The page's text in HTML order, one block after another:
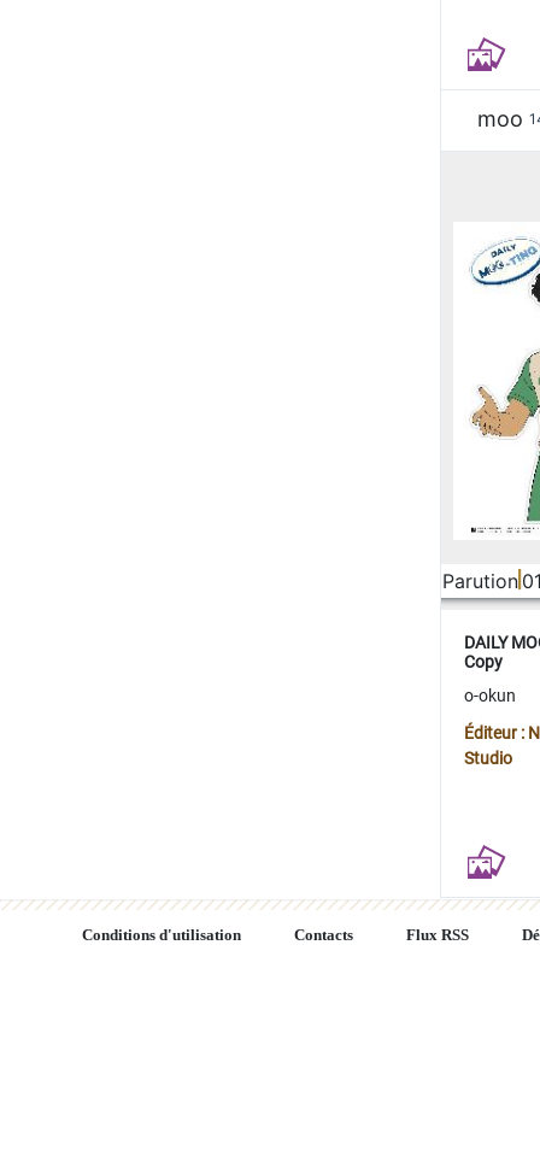
moo
Parution
DAILY
Copy
o-okun
Éditeur :
Studio
Conditions d'utilisation Contacts Flux RSS